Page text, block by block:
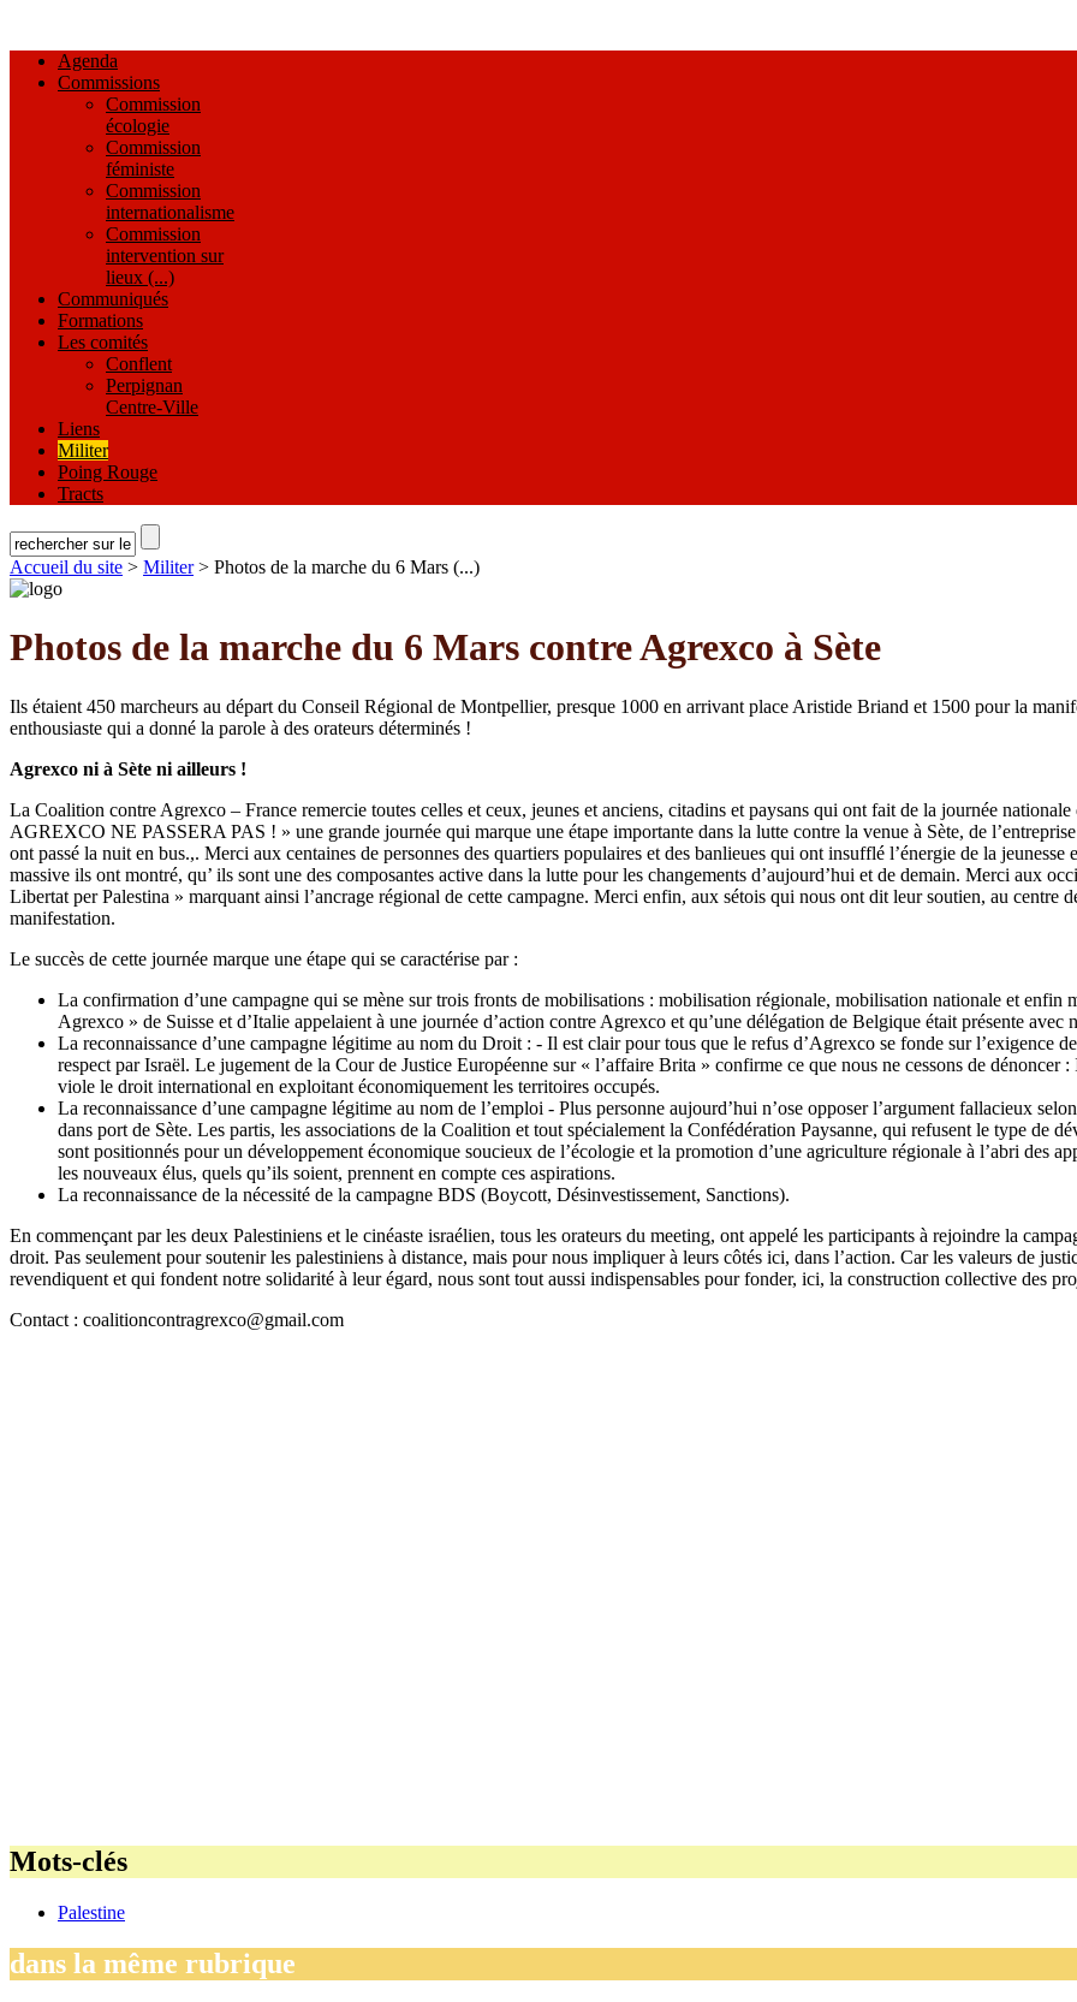
Agenda
Commissions
Commission
écologie
Commission
féministe
Commission
internationalisme
Commission
intervention sur
lieux (...)
Communiqués
Formations
Les comités
Conflent
Perpignan
Centre-Ville
Liens
Militer
Poing Rouge
Tracts
Accueil du site > Militer> Photos de la marche du 6 Mars (...)
Photos de la marche du 6 Mars contre Agrexco à Sète
Ils étaient 450 marcheurs au départ du Conseil Régional de Montpellier, presque 1000 en arrivant place Aristide Briand et 1500 pour la
enthousiaste qui a donné la parole à des orateurs déterminés !
Agrexco ni à Sète ni ailleurs !
La Coalition contre Agrexco – France remercie toutes celles et ceux, jeunes et anciens, citadins et paysans qui ont fait de la journée
AGREXCO NE PASSERA PAS ! » une grande journée qui marque une étape importante dans la lutte contre la venue à Sète, de
ont passé la nuit en bus.,. Merci aux centaines de personnes des quartiers populaires et des banlieues qui ont insufflé l’énergie de la
massive ils ont montré, qu’ ils sont une des composantes active dans la lutte pour les changements d’aujourd’hui et de demain. Merci aux
Libertat per Palestina » marquant ainsi l’ancrage régional de cette campagne. Merci enfin, aux sétois qui nous ont dit leur soutien, au centre
manifestation.
Le succès de cette journée marque une étape qui se caractérise par :
La confirmation d’une campagne qui se mène sur trois fronts de mobilisations : mobilisation régionale, mobilisation nationale et enfin
Agrexco » de Suisse et d’Italie appelaient à une journée d’action contre Agrexco et qu’une délégation de Belgique était présente avec
La reconnaissance d’une campagne légitime au nom du Droit : - Il est clair pour tous que le refus d’Agrexco se fonde sur l’exigence
respect par Israël. Le jugement de la Cour de Justice Européenne sur « l’affaire Brita » confirme ce que nous ne cessons de dénoncer
viole le droit international en exploitant économiquement les territoires occupés.
La reconnaissance d’une campagne légitime au nom de l’emploi - Plus personne aujourd’hui n’ose opposer l’argument fallacieux
dans port de Sète. Les partis, les associations de la Coalition et tout spécialement la Confédération Paysanne, qui refusent le type de
sont positionnés pour un développement économique soucieux de l’écologie et la promotion d’une agriculture régionale à l’abri des
les nouveaux élus, quels qu’ils soient, prennent en compte ces aspirations.
La reconnaissance de la nécessité de la campagne BDS (Boycott, Désinvestissement, Sanctions).
En commençant par les deux Palestiniens et le cinéaste israélien, tous les orateurs du meeting, ont appelé les participants à rejoindre la
droit. Pas seulement pour soutenir les palestiniens à distance, mais pour nous impliquer à leurs côtés ici, dans l’action. Car les valeurs de
revendiquent et qui fondent notre solidarité à leur égard, nous sont tout aussi indispensables pour fonder, ici, la construction collective des
Contact : coalitioncontragrexco@gmail.com
Mots-clés
Palestine
dans la même rubrique